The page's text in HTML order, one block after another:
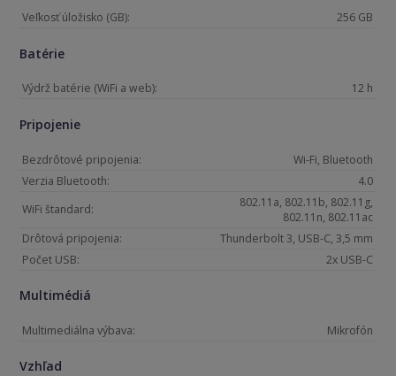
Veľkosť úložisko (GB): 256 GB
Batérie
Výdrž batérie (WiFi a web): 12 h
Pripojenie
Bezdrôtové pripojenia:
Wi-Fi, Bluetooth
Verzia Bluetooth:
4.0
WiFi štandard:
802.11a, 802.11b, 802.11g,
802.11n, 802.11ac
Drôtová pripojenia:
Thunderbolt 3, USB-C, 3,5 mm
Počet USB:
2x USB-C
Multimédiá
Multimediálna výbava: Mikrofón
Vzhľad